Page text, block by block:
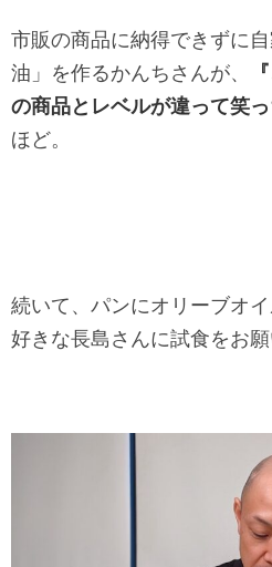
市販の商品に納得できずに
油」を作るかんちさんが、
の商品とレベルが違って笑っ
ほど。
続いて、パンにオリーブオ
好きな長島さんに試食をお願